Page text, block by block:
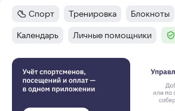
Категория
Спорт Тег:
Тренировка Тег:
Блокноты
Тег:
Календарь Тег:
Личные помощники Тег
Скриншоты